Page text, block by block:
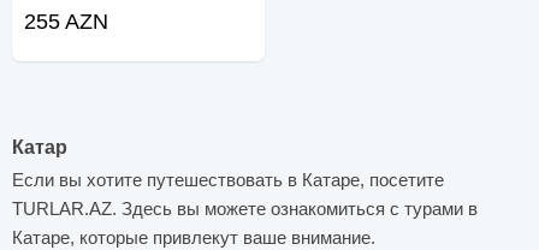
255 AZN
Катар
Если вы хотите путешествовать в Катаре, посетите
TURLAR.AZ. Здесь вы можете ознакомиться с турами в
Катаре, которые привлекут ваше внимание.